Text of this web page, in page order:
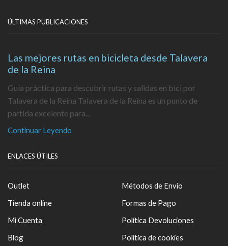
ÚLTIMAS PUBLICACIONES
Las mejores rutas en bicicleta desde Talavera
de la Reina
Guía práctica para descubrir rutas y salidas en bici por
Talavera de la Reina Talavera de la Reina es un punto de
partida excelente para...
Continuar Leyendo
ENLACES ÚTILES
Outlet
Tienda online
Mi Cuenta
Blog
Métodos de Envío
Formas de Pago
Política Devoluciones
Política de cookies